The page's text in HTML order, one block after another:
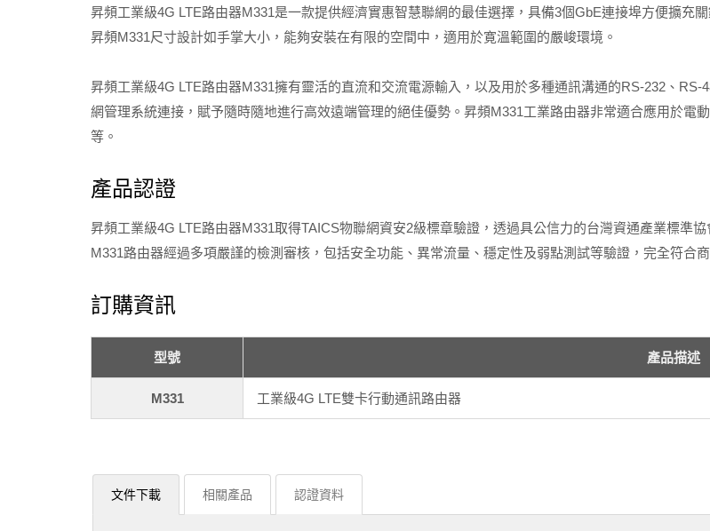
昇頻工業級4G LTE路由器M331是一款提供經濟實惠智慧聯網的最佳選擇，具備3個GbE連接埠方便擴充
昇頻M331尺寸設計如手掌大小，能夠安裝在有限的空間中，適用於寛溫範圍的嚴峻環境。
昇頻工業級4G LTE路由器M331擁有靈活的直流和交流電源輸入，以及用於多種通訊溝通的RS-232、
網管理系統連接，賦予隨時隨地進行高效遠端管理的絕佳優勢。昇頻M331工業路由器非常適合應用於電
等。
產品認證
昇頻工業級4G LTE路由器M331取得TAICS物聯網資安2級標章驗證，透過具公信力的台灣資通產業標準
M331路由器經過多項嚴謹的檢測審核，包括安全功能、異常流量、穩定性及弱點測試等驗證，完全符合
訂購資訊
型號 產品描述
M331 工業級4G LTE雙卡行動通訊路由器
文件下載 相關產品 認證資料